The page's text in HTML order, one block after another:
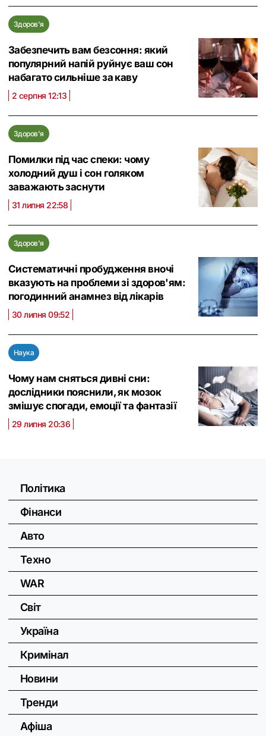
Здоров'я
Забезпечить вам безсоння: який
популярний напій руйнує ваш сон
набагато сильніше за каву
2 серпня 12:13
Здоров'я
Помилки під час спеки: чому
холодний душ і сон голяком
заважають заснути
31 липня 22:58
Здоров'я
Систематичні пробудження вночі
вказують на проблеми зі здоров'ям:
погодинний анамнез від лікарів
30 липня 09:52
Наука
Чому нам сняться дивні сни:
дослідники пояснили, як мозок
змішує спогади, емоції та фантазії
29 липня 20:36
Політика
Фінанси
Авто
Техно
WAR
Світ
Україна
Кримінал
Новини
Тренди
Афіша